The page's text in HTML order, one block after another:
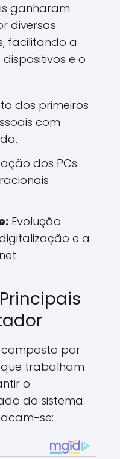
ganharam
diversas
facilitando a
e o
dos primeiros
com
dos PCs
Evolução
e a
por
trabalham
o
do sistema.
se: